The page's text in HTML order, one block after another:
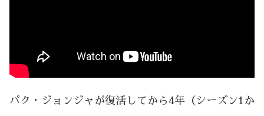
パク・ジョンジャが復活してから4年（シーズン1か